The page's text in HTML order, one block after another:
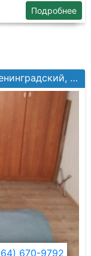
Подробнее
Ярославская ул, №5
670-9792